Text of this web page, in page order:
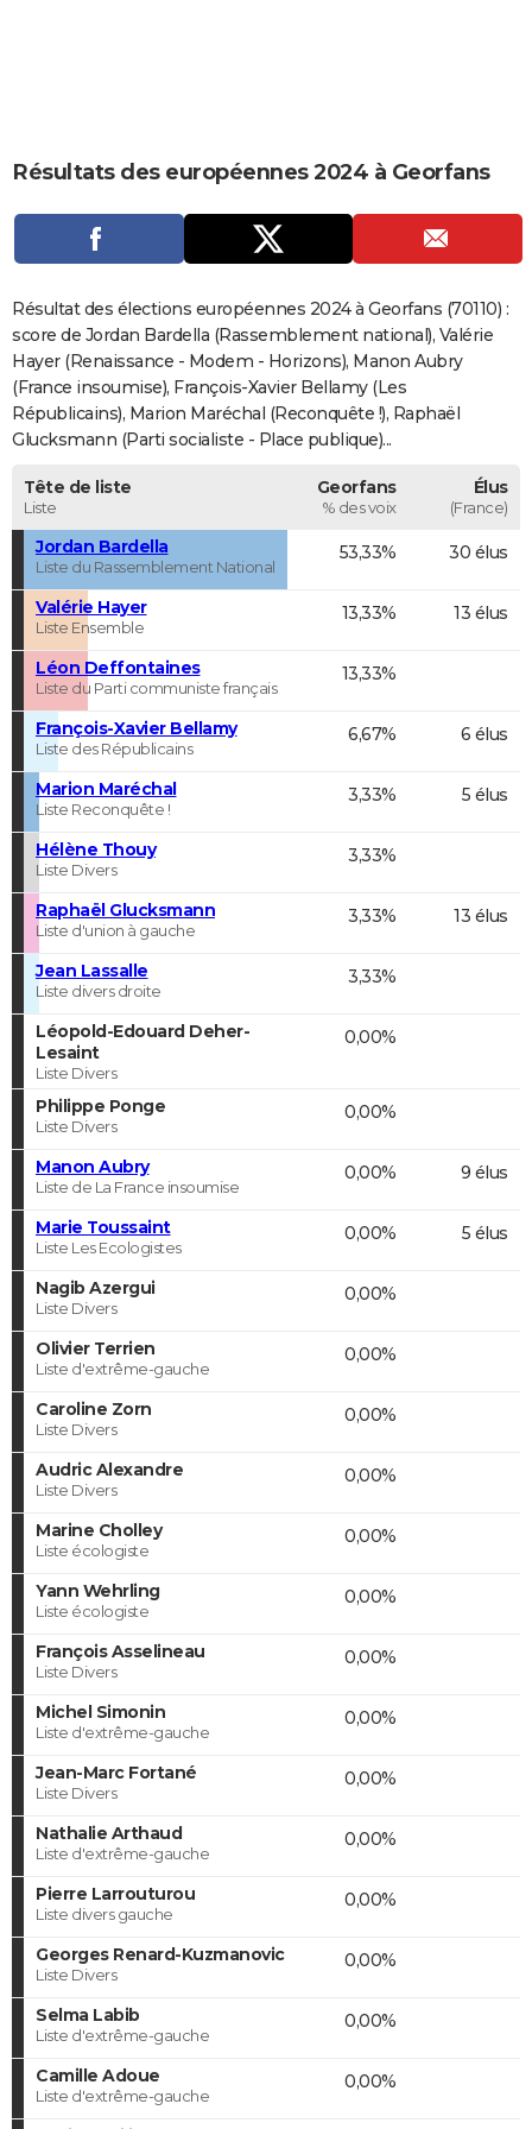
CARTE DE VOEUX
Carte de Noël
Carte Bonne année
Carte Saint-Valentin
Carte Pâques
Carte d'anniversaire
DICTIONNAIRE
Dictionnaire
Biographies
Citations
Expressions
Proverbes
PROGRAMME TV
COPAINS D'AVANT
S'inscrire
Se connecter
Lycées
Collèges
Primaires
Universités
Entreprises
Service militaire
Avis de recherche
AVIS DE DÉCÈS
FORUM
Résultats des européennes 2024 à Georfans
Résultat des élections européennes 2024 à Georfans (70110) :
score de Jordan Bardella (Rassemblement national), Valérie
Hayer (Renaissance - Modem - Horizons), Manon Aubry
(France insoumise), François-Xavier Bellamy (Les
Républicains), Marion Maréchal (Reconquête !), Raphaël
Glucksmann (Parti socialiste - Place publique)...
Tête de liste
Liste
Georfans
% des voix
Élus
(France)
Jordan Bardella
Liste du Rassemblement National
53,33% 30 élus
Valérie Hayer
Liste Ensemble
13,33% 13 élus
Léon Deffontaines
Liste du Parti communiste français
13,33%
François-Xavier Bellamy
Liste des Républicains
6,67% 6 élus
Marion Maréchal
Liste Reconquête !
3,33% 5 élus
Hélène Thouy
Liste Divers
3,33%
Raphaël Glucksmann
Liste d'union à gauche
3,33% 13 élus
Jean Lassalle
Liste divers droite
3,33%
Léopold-Edouard Deher-
Lesaint
Liste Divers
0,00%
Philippe Ponge
Liste Divers
0,00%
Manon Aubry
Liste de La France insoumise
0,00% 9 élus
Marie Toussaint
Liste Les Ecologistes
0,00% 5 élus
Nagib Azergui
Liste Divers
0,00%
Olivier Terrien
Liste d'extrême-gauche
0,00%
Caroline Zorn
Liste Divers
0,00%
Audric Alexandre
Liste Divers
0,00%
Marine Cholley
Liste écologiste
0,00%
Yann Wehrling
Liste écologiste
0,00%
François Asselineau
Liste Divers
0,00%
Michel Simonin
Liste d'extrême-gauche
0,00%
Jean-Marc Fortané
Liste Divers
0,00%
Nathalie Arthaud
Liste d'extrême-gauche
0,00%
Pierre Larrouturou
Liste divers gauche
0,00%
Georges Renard-Kuzmanovic
Liste Divers
0,00%
Selma Labib
Liste d'extrême-gauche
0,00%
Camille Adoue
Liste d'extrême-gauche
0,00%